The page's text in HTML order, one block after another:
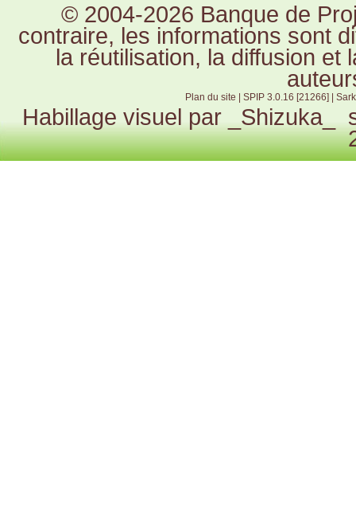
© 2004-2026 Banque de
contraire, les informations sont
la réutilisation, la diffusion et
Plan du site SPIP 3.0.16 [21266]
Habillage visuel par _Shizuka_